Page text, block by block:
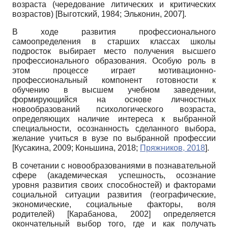
возраста (чередование литических и критических
возрастов) [Выготский, 1984; Эльконин, 2007].
В ходе развития профессионального
самоопределения в старших классах школы
подросток выбирает место получения высшего
профессионального образования. Особую роль в
этом процессе играет моти­вационно-
профессиональный компонент готовности к
обучению в высшем учебном заведении,
формирующийся на основе личностных
новообразований психологического возраста,
определяющих наличие интереса к выбранной
специальности, осознанность сделанного выбора,
желание учиться в вузе по выбранной профессии
[Кусакина, 2009; Коньшина, 2018; Пряжников, 2018].
В сочетании с новообразованиями в познавательной
сфере (академическая успешность, осознание
уровня развития своих способностей) и факторами
социальной ситуации развития (географические,
экономические, социальные факторы, воля
родителей) [Карабанова, 2002] определяется
окончательный выбор того, где и как получать